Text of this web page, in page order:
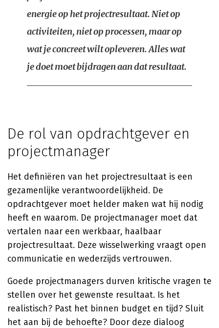
energie op het projectresultaat. Niet op
activiteiten, niet op processen, maar op
wat je concreet wilt opleveren. Alles wat
je doet moet bijdragen aan dat resultaat.
De rol van opdrachtgever en
projectmanager
Het definiëren van het projectresultaat is een
gezamenlijke verantwoordelijkheid. De
opdrachtgever moet helder maken wat hij nodig
heeft en waarom. De projectmanager moet dat
vertalen naar een werkbaar, haalbaar
projectresultaat. Deze wisselwerking vraagt open
communicatie en wederzijds vertrouwen.
Goede projectmanagers durven kritische vragen te
stellen over het gewenste resultaat. Is het
realistisch? Past het binnen budget en tijd? Sluit
het aan bij de behoefte? Door deze dialoog